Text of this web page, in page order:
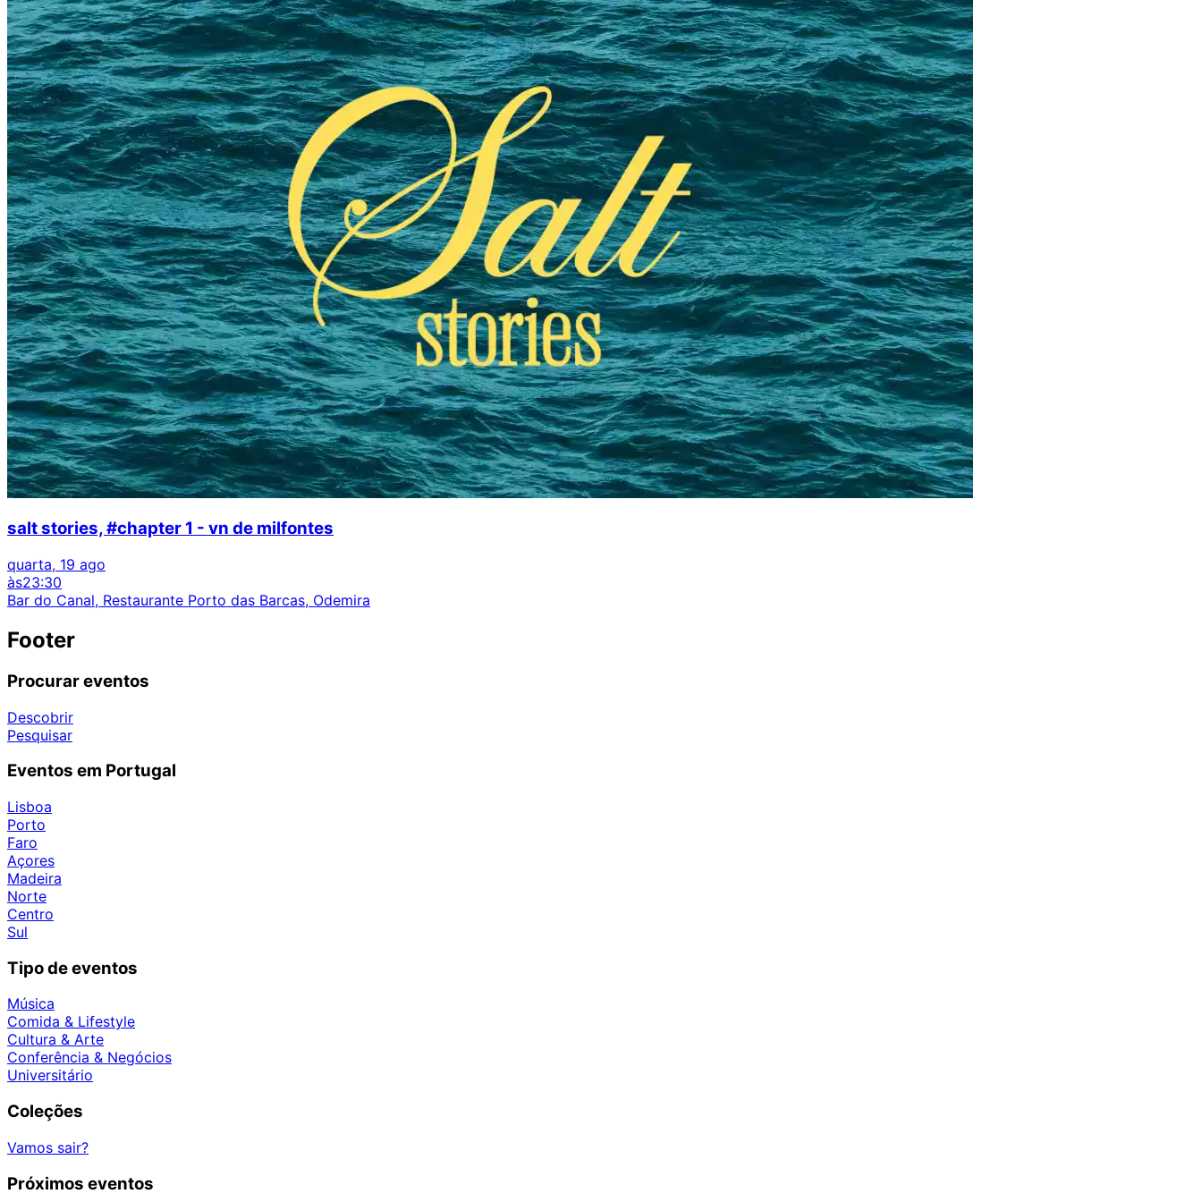
salt stories, #chapter 1 - vn de milfontes
quarta, 19 ago
às23:30
Bar do Canal, Restaurante Porto das Barcas, Odemira
Footer
Procurar eventos
Descobrir
Pesquisar
Eventos em Portugal
Lisboa
Porto
Faro
Açores
Madeira
Norte
Centro
Sul
Tipo de eventos
Música
Comida & Lifestyle
Cultura & Arte
Conferência & Negócios
Universitário
Coleções
Vamos sair?
Próximos eventos